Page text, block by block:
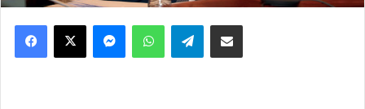
WhatsApp Telegram